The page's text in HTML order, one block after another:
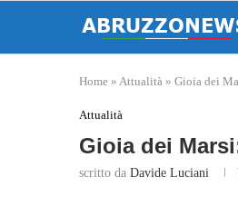
Home » Attualità » Gioia dei
Attualità
Gioia dei
scritto da Davide Luciani